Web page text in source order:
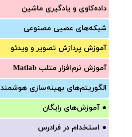
داده‌کاوی و یادگیری ماشین
شبکه‌های عصبی مصنوعی
آموزش‌ پردازش تصویر و ویدئو
آموزش‌ نرم‌افزار متلب Matlab
الگوریتم‌های بهینه‌سازی هوشمند
● آموزش‌های رایگان
● استخدام در فرادرس